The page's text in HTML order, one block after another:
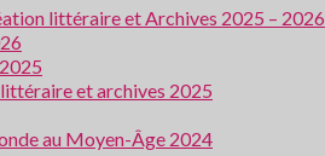
littéraire et Archives 2025 – 2026
littéraire et archives 2025
au Moyen-Âge 2024